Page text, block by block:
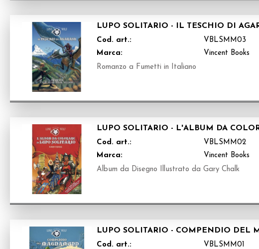
LUPO SOLITARIO - IL TESCHIO DI
Cod. art.:
VBLSMM03
Marca:
Vincent Books
Romanzo a Fumetti in Italiano
LUPO SOLITARIO - L'ALBUM DA
Cod. art.:
VBLSMM02
Marca:
Vincent Books
Album da Disegno Illustrato da Gary Chalk
LUPO SOLITARIO - COMPENDIO DEL
Cod. art.:
VBLSMM01